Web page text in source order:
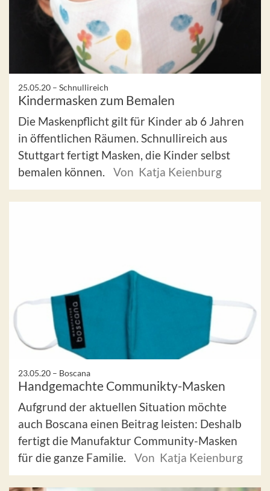
25.05.20 – Schnullireich
Kindermasken zum Bemalen
Die Maskenpflicht gilt für Kinder ab 6 Jahren
in öffentlichen Räumen. Schnullireich aus
Stuttgart fertigt Masken, die Kinder selbst
bemalen können.
Von Katja Keienburg
23.05.20 – Boscana
Handgemachte Communikty-Masken
Aufgrund der aktuellen Situation möchte
auch Boscana einen Beitrag leisten: Deshalb
fertigt die Manufaktur Community-Masken
für die ganze Familie.
Von Katja Keienburg